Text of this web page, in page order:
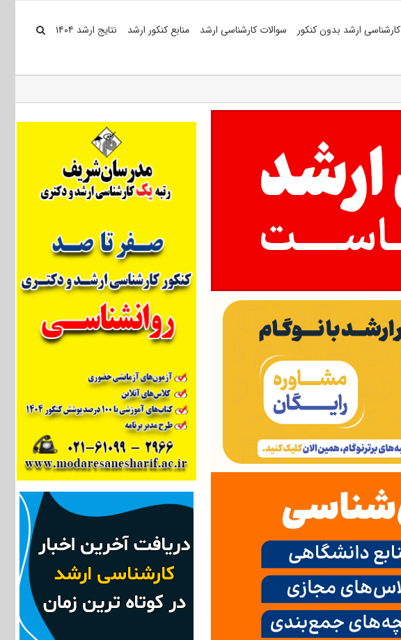
کارشناسی ارشد بدون کنکور سوالات کارشناسی ارشد منابع کنکور ارشد نتایج ارشد ۱۴۰۴